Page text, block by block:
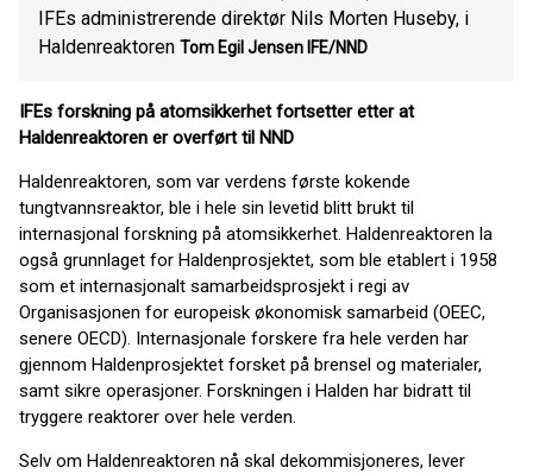
IFEs administrerende direktør Nils Morten Huseby, i
Haldenreaktoren Tom Egil Jensen IFE/NND
IFEs forskning på atomsikkerhet fortsetter etter at
Haldenreaktoren er overført til NND
Haldenreaktoren, som var verdens første kokende
tungtvannsreaktor, ble i hele sin levetid blitt brukt til
internasjonal forskning på atomsikkerhet. Haldenreaktoren la
også grunnlaget for Haldenprosjektet, som ble etablert i 1958
som et internasjonalt samarbeidsprosjekt i regi av
Organisasjonen for europeisk økonomisk samarbeid (OEEC,
senere OECD). Internasjonale forskere fra hele verden har
gjennom Haldenprosjektet forsket på brensel og materialer,
samt sikre operasjoner. Forskningen i Halden har bidratt til
tryggere reaktorer over hele verden.
Selv om Haldenreaktoren nå skal dekommisjoneres, lever